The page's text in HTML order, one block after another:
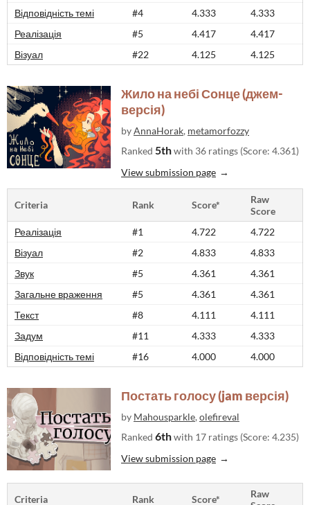
Відповідність темі
#4 4.333
4.333
Реалізація
#5 4.417
4.417
Візуал
#22 4.125 4.125
Жило на небі Сонце (джем-
версія)
byAnnaHorak, metamorfozzy
Ranked 5thwith 36 ratings (Score: 4.361)
View submission page
Criteria Rank Score*
Raw
Score
Реалізація
#1 4.722
4.722
Візуал
#2 4.833
4.833
Звук
#5 4.361
4.361
Загальне враження
#5 4.361
4.361
Текст
#8 4.111
4.111
Задум
#11 4.333
4.333
Відповідність темі
#16 4.000 4.000
Постать голосу (jam версія)
by Mahousparkle, olefireval
Ranked 6thwith 17 ratings (Score: 4.235)
View submission page
Criteria Rank Score*
Raw